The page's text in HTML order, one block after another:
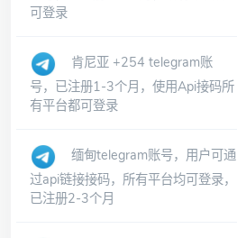
可登录
肯尼亚 +254 telegram账
号，已注册1-3个月，使用Api接码所
有平台都可登录
缅甸telegram账号，用户可通
过api链接接码，所有平台均可登录，
已注册2-3个月